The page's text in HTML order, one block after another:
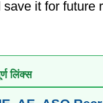
it for future
लिंक्स